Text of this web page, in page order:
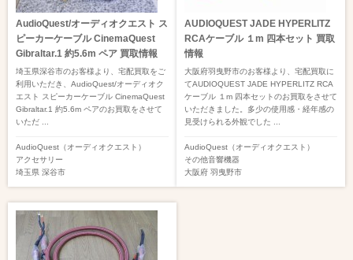
AudioQuest/オーディオクエスト ス
ピーカーケーブル CinemaQuest
Gibraltar.1 約5.6m ペア 買取情報
埼玉県深谷市のお客様より、宅配買取をご
利用いただき、AudioQuest/オーディオク
エスト スピーカーケーブル CinemaQuest
Gibraltar.1 約5.6m ペアのお買取をさせて
いただ ...
AudioQuest（オーディオクエスト）
アクセサリー
埼玉県 深谷市
AUDIOQUEST JADE HYPERLITZ
RCAケーブル １m 四本セット 買取
情報
大阪府羽曳野市のお客様より、宅配買取に
てAUDIOQUEST JADE HYPERLITZ RCA
ケーブル １m 四本セットのお買取をさせて
いただきました。多少の使用感・経年感の
見受けられる外観でした ...
AudioQuest（オーディオクエスト）
その他音響機器
大阪府 羽曳野市